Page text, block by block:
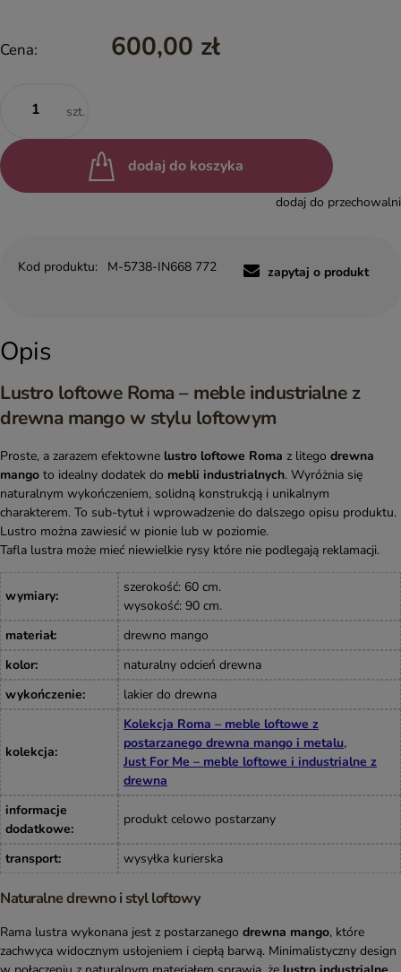
Cena: 600,00 zł
szt.
dodaj do koszyka
dodaj do przechowalni
Kod produktu: M-5738-IN668 772 zapytaj o produkt
Opis
Lustro loftowe Roma – meble industrialne z
drewna mango w stylu loftowym
Proste, a zarazem efektowne lustro loftowe Roma z litego drewna
mango to idealny dodatek do mebli industrialnych. Wyróżnia się
naturalnym wykończeniem, solidną konstrukcją i unikalnym
charakterem. To sub-tytuł i wprowadzenie do dalszego opisu produktu.
Lustro można zawiesić w pionie lub w poziomie.
Tafla lustra może mieć niewielkie rysy które nie podlegają reklamacji.
wymiary:
szerokość: 60 cm.
wysokość: 90 cm.
materiał:
drewno mango
kolor:
naturalny odcień drewna
wykończenie: lakier do drewna
kolekcja:
Kolekcja Roma – meble loftowe z
postarzanego drewna mango i metalu,
Just For Me – meble loftowe i industrialne z
drewna
informacje
dodatkowe:
produkt celowo postarzany
transport: wysyłka kurierska
Naturalne drewno i styl loftowy
Rama lustra wykonana jest z postarzanego drewna mango, które
zachwyca widocznym usłojeniem i ciepłą barwą. Minimalistyczny design